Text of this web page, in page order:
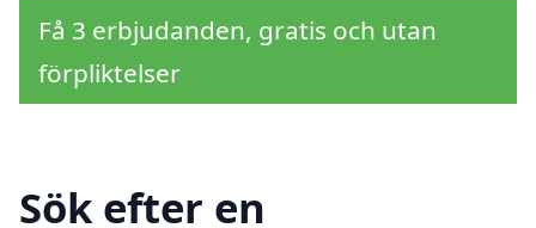
Få 3 erbjudanden, gratis och utan
förpliktelser
Sök efter en